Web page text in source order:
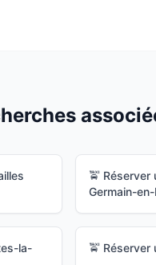
🚖 Réserver
Germain-
la-
🚖 Réserver